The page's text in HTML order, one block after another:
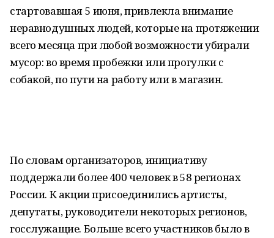
стартовавшая 5 июня, привлекла внимание
неравнодушных людей, которые на протяжении
всего месяца при любой возможности убирали
мусор: во время пробежки или прогулки с
собакой, по пути на работу или в магазин.
По словам организаторов, инициативу
поддержали более 400 человек в 58 регионах
России. К акции присоединились артисты,
депутаты, руководители некоторых регионов,
госслужащие. Больше всего участников было в